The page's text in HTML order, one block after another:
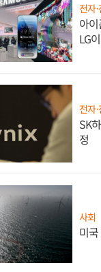
전자
아
LG
전자
SK
정
사회
미